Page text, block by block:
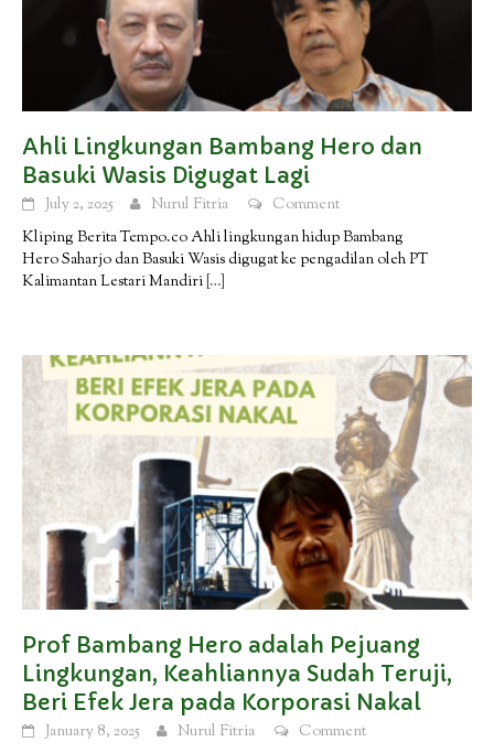
Ahli Lingkungan Bambang Hero dan
Basuki Wasis Digugat Lagi
July 2, 2025 Nurul Fitria
Comment
Kliping Berita Tempo.co Ahli lingkungan hidup Bambang
Hero Saharjo dan Basuki Wasis digugat ke pengadilan oleh PT
Kalimantan Lestari Mandiri […]
Prof Bambang Hero adalah Pejuang
Lingkungan, Keahliannya Sudah Teruji,
Beri Efek Jera pada Korporasi Nakal
January 8, 2025 Nurul Fitria
Comment